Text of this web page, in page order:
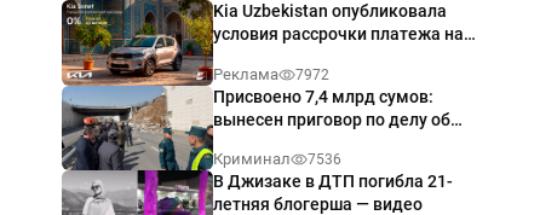
Kia Uzbekistan опубликовала
условия рассрочки платежа на
годовых
Реклама 7972
Присвоено 7,4 млрд сумов:
вынесен приговор по делу об
Ташкенте
Криминал 7536
В Джизаке в ДТП погибла 21-
летняя блогерша — видео